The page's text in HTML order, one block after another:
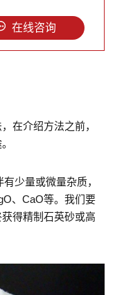
在线咨询
介绍方法之前，
少量或微量杂质，
、CaO等。我们要
得精制石英砂或高